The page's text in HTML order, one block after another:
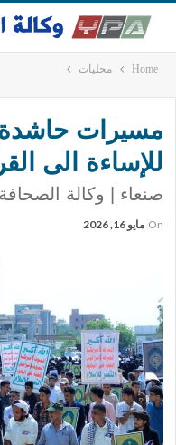
Home محليات
مسيرات
للإساءة الى
صنعاء | وكالة الصحافة
On مايو 16, 2026